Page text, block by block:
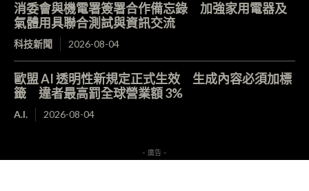
消委會與機電署簽署合作備忘錄 加強家用電器及
氣體用具聯合測試與資訊交流
科技新聞 2026-08-04
歐盟 AI 透明性新規定正式生效 生成內容必須加標
籤 違者最高罰全球營業額 3%
A.I. 2026-08-04
- 廣告 -